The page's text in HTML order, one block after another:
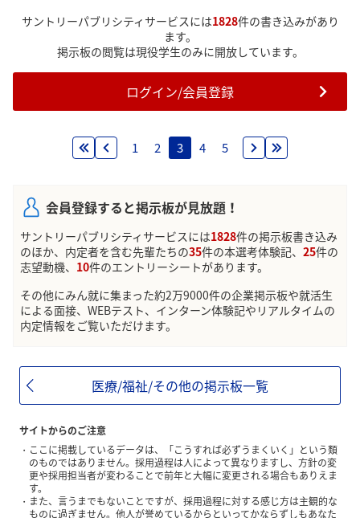
サントリーパブリシティサービスには1828件の書き込みがあり
ます。
掲示板の閲覧は現役学生のみに開放しています。
ログイン/会員登録
1 2 3 4 5
会員登録すると掲示板が見放題！
サントリーパブリシティサービスには1828件の掲示板書き込み
のほか、内定者を含む先輩たちの35件の本選考体験記、 25件の
志望動機、 10件のエントリーシートがあります。
その他にみん就に集まった約2万9000件の企業掲示板や就活生
による面接、WEBテスト、インターン体験記やリアルタイムの
内定情報をご覧いただけます。
医療/福祉/その他の掲示板一覧
サイトからのご注意
ここに掲載しているデータは、「こうすれば必ずうまくいく」という類
のものではありません。採用過程は人によって異なりますし、方針の変
更や採用担当者が変わることで前年と大幅に変更される場合もありえま
す。
また、言うまでもないことですが、採用過程に対する感じ方は主観的な
ものに過ぎません。他人が誉めているからといってかならずしもあなた